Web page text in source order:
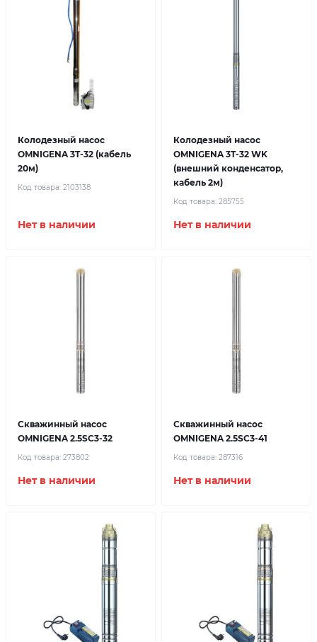
Колодезный насос
OMNIGENA 3T-32 (кабель
20м)
Код товара: 2103138
Нет в наличии
Колодезный насос
OMNIGENA 3T-32 WK
(внешний конденсатор,
кабель 2м)
Код товара: 285755
Нет в наличии
Скважинный насос
OMNIGENA 2.5SC3-32
Код товара: 273802
Нет в наличии
Скважинный насос
OMNIGENA 2.5SC3-41
Код товара: 287316
Нет в наличии